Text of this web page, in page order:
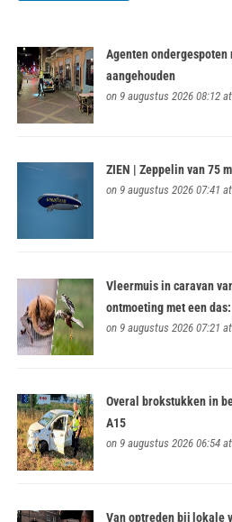
Agenten ondergespoten
aangehouden
on 9 augustus 2026 08:12
ZIEN | Zeppelin van 75
on 9 augustus 2026 07:41
Vleermuis in caravan
ontmoeting met een
on 9 augustus 2026 07:21
Overal brokstukken in
A15
on 9 augustus 2026 06:54
Van optreden bij lokale